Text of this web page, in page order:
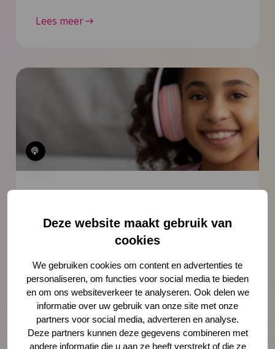
Deze website maakt gebruik van
cookies
We gebruiken cookies om content en advertenties te
personaliseren, om functies voor social media te bieden
en om ons websiteverkeer te analyseren. Ook delen we
informatie over uw gebruik van onze site met onze
partners voor social media, adverteren en analyse.
Deze partners kunnen deze gegevens combineren met
andere informatie die u aan ze heeft verstrekt of die ze
Lees meer
Hoe ga je het gesprek aan over
kindermishandeling? – Tips van Kim
van Laar en Edith Nikken
In deze podcast gaat sociaal pedagoog
Merel Steinweg in gesprek met Kim van
Laar, oprichter van Team-Kim, en
jeugdverpleegkundige Edith Nikken over de